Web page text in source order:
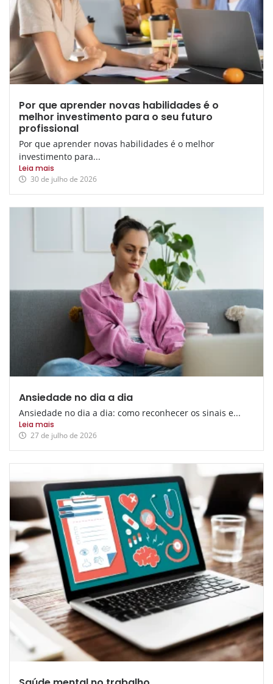
Por que aprender novas habilidades é o
melhor investimento para o seu futuro
profissional
Por que aprender novas habilidades é o melhor
investimento para...
Leia mais
30 de julho de 2026
Ansiedade no dia a dia
Ansiedade no dia a dia: como reconhecer os sinais e...
Leia mais
27 de julho de 2026